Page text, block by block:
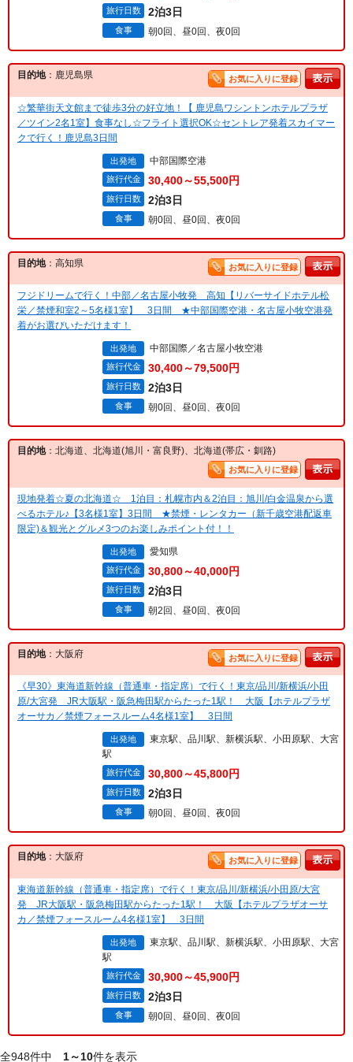
旅行日数 2泊3日
食事 朝0回、昼0回、夜0回
目的地：鹿児島県 お気に入りに登録
☆繁華街天文館まで徒歩3分の好立地！【 鹿児島ワシントンホテルプラザ
／ツイン2名1室】食事なし☆フライト選択OK☆セントレア発着スカイマー
クで行く！鹿児島3日間
出発地 中部国際空港
旅行代金 30,400～55,500円
旅行日数 2泊3日
食事 朝0回、昼0回、夜0回
目的地：高知県 お気に入りに登録
フジドリームで行く！中部／名古屋小牧発 高知【リバーサイドホテル松
栄／禁煙和室2～5名様1室】 3日間 ★中部国際空港・名古屋小牧空港発
着がお選びいただけます！
出発地 中部国際／名古屋小牧空港
旅行代金 30,400～79,500円
旅行日数 2泊3日
食事 朝0回、昼0回、夜0回
目的地：北海道、北海道(旭川・富良野)、北海道(帯広・釧路)
お気に入りに登録
現地発着☆夏の北海道☆ 1泊目：札幌市内＆2泊目：旭川/白金温泉から選
べるホテル♪【3名様1室】3日間 ★禁煙・レンタカー（新千歳空港配返車
限定)＆観光とグルメ3つのお楽しみポイント付！！
出発地 愛知県
旅行代金 30,800～40,000円
旅行日数 2泊3日
食事 朝2回、昼0回、夜0回
目的地：大阪府 お気に入りに登録
《早30》東海道新幹線（普通車・指定席）で行く！東京/品川/新横浜/小田
原/大宮発 JR大阪駅・阪急梅田駅からたった1駅！ 大阪【ホテルプラザ
オーサカ／禁煙フォースルーム4名様1室】 3日間
出発地
東京駅、品川駅、新横浜駅、小田原駅、大宮
駅
旅行代金 30,800～45,800円
旅行日数 2泊3日
食事 朝0回、昼0回、夜0回
目的地：大阪府 お気に入りに登録
東海道新幹線（普通車・指定席）で行く！東京/品川/新横浜/小田原/大宮
発 JR大阪駅・阪急梅田駅からたった1駅！ 大阪【ホテルプラザオーサ
カ／禁煙フォースルーム4名様1室】 3日間
出発地
東京駅、品川駅、新横浜駅、小田原駅、大宮
駅
旅行代金 30,900～45,900円
旅行日数 2泊3日
食事 朝0回、昼0回、夜0回
全948件中 1～10件を表示